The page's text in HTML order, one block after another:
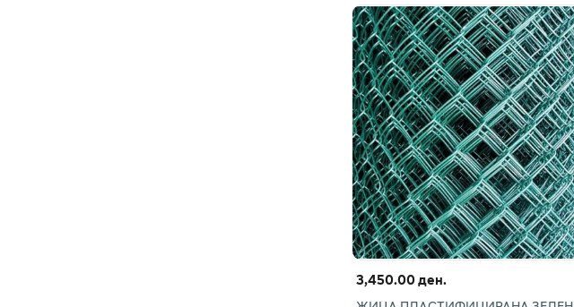
3,450.00 ден.